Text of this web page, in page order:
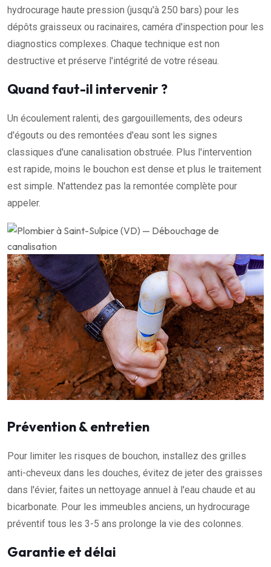
hydrocurage haute pression (jusqu'à 250 bars) pour les
dépôts graisseux ou racinaires, caméra d'inspection pour les
diagnostics complexes. Chaque technique est non
destructive et préserve l'intégrité de votre réseau.
Quand faut-il intervenir ?
Un écoulement ralenti, des gargouillements, des odeurs
d'égouts ou des remontées d'eau sont les signes
classiques d'une canalisation obstruée. Plus l'intervention
est rapide, moins le bouchon est dense et plus le traitement
est simple. N'attendez pas la remontée complète pour
appeler.
Prévention & entretien
Pour limiter les risques de bouchon, installez des grilles
anti-cheveux dans les douches, évitez de jeter des graisses
dans l'évier, faites un nettoyage annuel à l'eau chaude et au
bicarbonate. Pour les immeubles anciens, un hydrocurage
préventif tous les 3-5 ans prolonge la vie des colonnes.
Garantie et délai